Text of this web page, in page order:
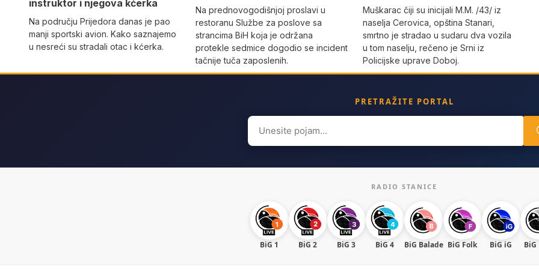
instruktor i njegova kćerka
Na području Prijedora danas je pao
manji sportski avion. Kako saznajemo
u nesreći su stradali otac i kćerka.
Na prednovogodišnjoj proslavi u
restoranu Službe za poslove sa
strancima BiH koja je održana
protekle sedmice dogodio se incident
tačnije tuča zaposlenih.
Muškarac čiji su inicijali M.M. /43/ iz
naselja Cerovica, opština Stanari,
smrtno je stradao u sudaru dva vozila
u tom naselju, rečeno je Srni iz
Policijske uprave Doboj.
PRETRAŽITE PORTAL
Search
for:
RADIO STANICE
BiG 1 BiG 2 BiG 3 BiG 4 BiG Balade BiG Folk BiG iG BiG